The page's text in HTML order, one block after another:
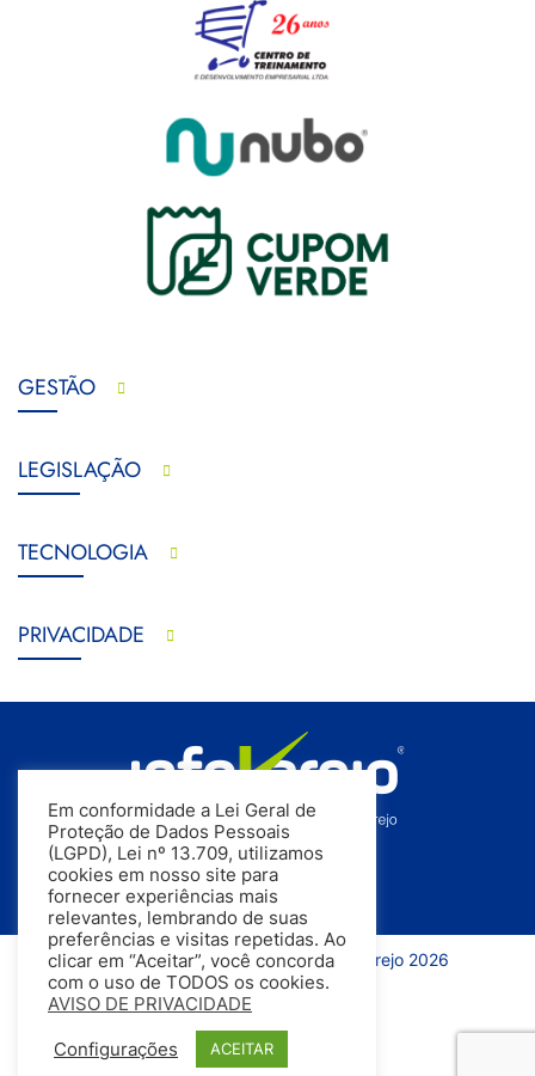
GESTÃO
LEGISLAÇÃO
TECNOLOGIA
PRIVACIDADE
Todos os direitos reservados | InfoVarejo 2026
Em conformidade a Lei Geral de
Proteção de Dados Pessoais
(LGPD), Lei nº 13.709, utilizamos
cookies em nosso site para
fornecer experiências mais
relevantes, lembrando de suas
preferências e visitas repetidas. Ao
clicar em “Aceitar”, você concorda
com o uso de TODOS os cookies.
AVISO DE PRIVACIDADE
Configurações ACEITAR